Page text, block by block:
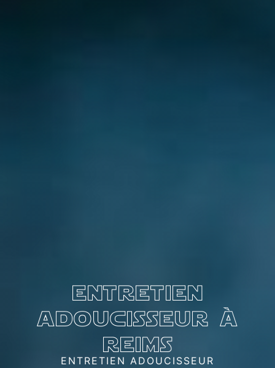
entretien
adoucisseur à
reims
ENTRETIEN ADOUCISSEUR